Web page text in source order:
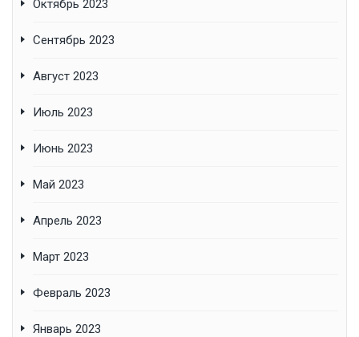
Октябрь 2023
Сентябрь 2023
Август 2023
Июль 2023
Июнь 2023
Май 2023
Апрель 2023
Март 2023
Февраль 2023
Январь 2023